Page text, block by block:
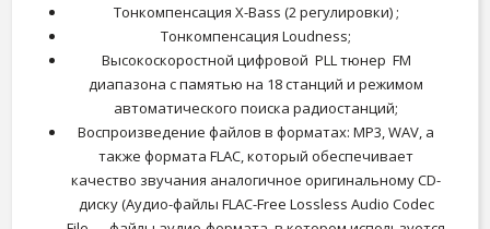
Тонкомпенсация X-Bass (2 регулировки) ;
Тонкомпенсация Loudness;
Высокоскоростной цифровой PLL тюнер FM
диапазона с памятью на 18 станций и режимом
автоматического поиска радиостанций;
Воспроизведение файлов в форматах: MP3, WAV, а
также формата FLAC, который обеспечивает
качество звучания аналогичное оригинальному CD-
диску (Аудио-файлы FLAC-Free Lossless Audio Codec